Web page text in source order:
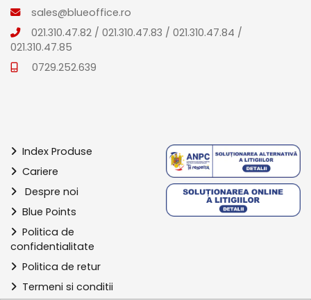
sales@blueoffice.ro
021.310.47.82 / 021.310.47.83 / 021.310.47.84 /
021.310.47.85
0729.252.639
Index Produse
Cariere
Despre noi
Blue Points
Politica de
confidentialitate
Politica de retur
Termeni si conditii